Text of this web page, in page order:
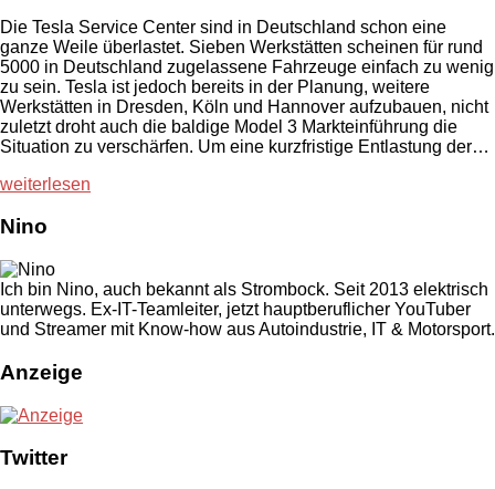
Die Tesla Service Center sind in Deutschland schon eine
ganze Weile überlastet. Sieben Werkstätten scheinen für rund
5000 in Deutschland zugelassene Fahrzeuge einfach zu wenig
zu sein. Tesla ist jedoch bereits in der Planung, weitere
Werkstätten in Dresden, Köln und Hannover aufzubauen, nicht
zuletzt droht auch die baldige Model 3 Markteinführung die
Situation zu verschärfen. Um eine kurzfristige Entlastung der…
weiterlesen
Nino
Ich bin Nino, auch bekannt als Strombock. Seit 2013 elektrisch
unterwegs. Ex-IT-Teamleiter, jetzt hauptberuflicher YouTuber
und Streamer mit Know-how aus Autoindustrie, IT & Motorsport.
Anzeige
Twitter